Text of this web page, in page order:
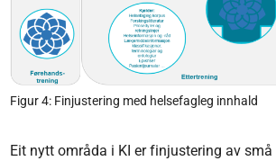
Figur 4: Finjustering med helsefagleg innhald
Eit nytt områda i KI er finjustering av